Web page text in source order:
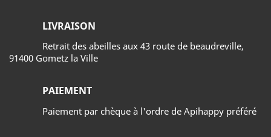
LIVRAISON
Retrait des abeilles aux 43 route de beaudreville,
91400 Gometz la Ville
PAIEMENT
Paiement par chèque à l'ordre de Apihappy préféré